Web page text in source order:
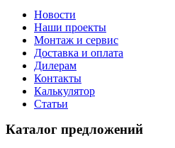
Новости
Наши проекты
Монтаж и сервис
Доставка и оплата
Дилерам
Контакты
Калькулятор
Статьи
Каталог предложений